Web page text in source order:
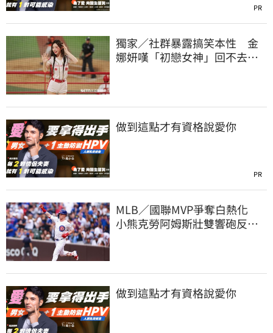
PR
獨家／社群暴露搞笑本性 金
娜妍嘆「初戀女神」回不去！
做到這點才有資格說愛你
PR
MLB／國聯MVP爭奪白熱化
小熊克勞阿姆斯壯雙響砲反超
做到這點才有資格說愛你